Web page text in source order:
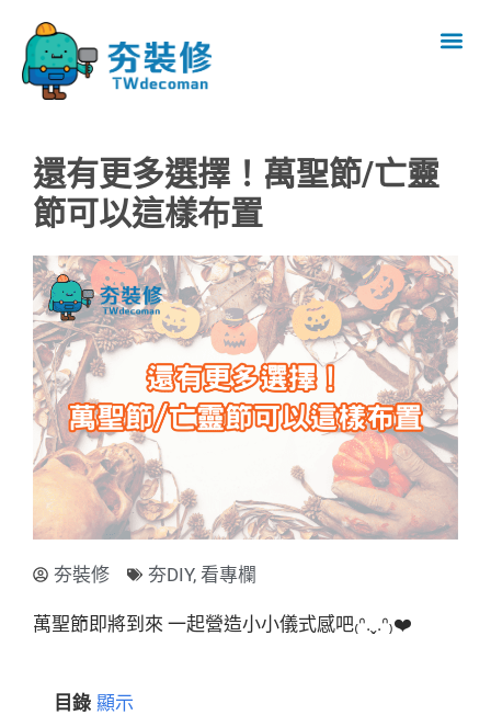
還有更多選擇！萬聖節/亡靈
節可以這樣布置
夯裝修 夯DIY, 看專欄
萬聖節即將到來 一起營造小小儀式感吧₍ᐢ.ˬ.ᐢ₎❤️
目錄 顯示